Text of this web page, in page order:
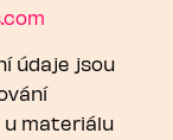
údaje jsou
u materiálu